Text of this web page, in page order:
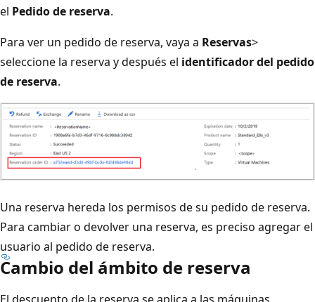
el Pedido de reserva.
Para ver un pedido de reserva, vaya a Reservas>
seleccione la reserva y después el identificador del pedido
de reserva.
Una reserva hereda los permisos de su pedido de reserva.
Para cambiar o devolver una reserva, es preciso agregar el
usuario al pedido de reserva.
Cambio del ámbito de reserva
El descuento de la reserva se aplica a las máquinas